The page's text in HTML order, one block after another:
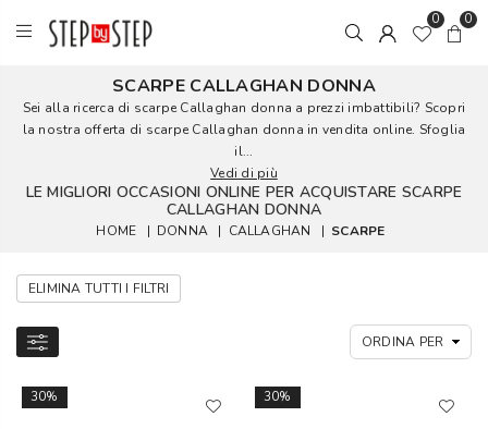
0 0
SCARPE CALLAGHAN DONNA
Sei alla ricerca di scarpe Callaghan donna a prezzi imbattibili? Scopri
la nostra offerta di scarpe Callaghan donna in vendita online. Sfoglia
il...
Vedi di più
LE MIGLIORI OCCASIONI ONLINE PER ACQUISTARE SCARPE
CALLAGHAN DONNA
HOME | DONNA | CALLAGHAN | SCARPE
ELIMINA TUTTI I FILTRI
30% 30%